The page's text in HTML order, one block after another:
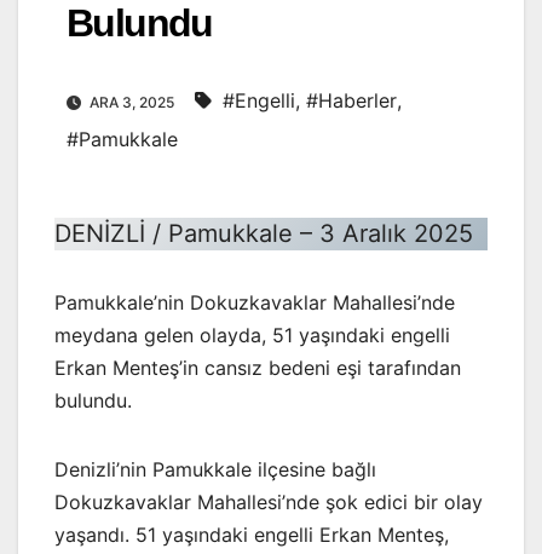
Bulundu
ARA 3, 2025 #Engelli, #Haberler,
#Pamukkale
DENİZLİ / Pamukkale – 3 Aralık 2025
Pamukkale’nin Dokuzkavaklar Mahallesi’nde
meydana gelen olayda, 51 yaşındaki engelli
Erkan Menteş’in cansız bedeni eşi tarafından
bulundu.
Denizli’nin Pamukkale ilçesine bağlı
Dokuzkavaklar Mahallesi’nde şok edici bir olay
yaşandı. 51 yaşındaki engelli Erkan Menteş,